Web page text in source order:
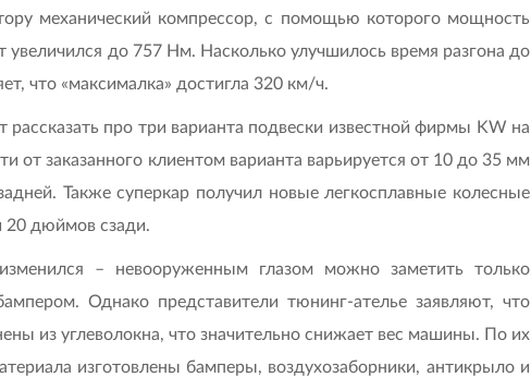
механический компрессор, с помощью которого мощность
до 757 Нм. Насколько улучшилось время разгона до
что «максималка» достигла 320 км/ч.
рассказать про три варианта подвески известной фирмы KW на
от заказанного клиентом варианта варьируется от 10 до 35 мм
Также суперкар получил новые легкосплавные колесные
20 дюймов сзади.
– невооруженным глазом можно заметить только
Однако представители тюнинг-ателье заявляют, что
из углеволокна, что значительно снижает вес машины. По их
изготовлены бамперы, воздухозаборники, антикрыло и